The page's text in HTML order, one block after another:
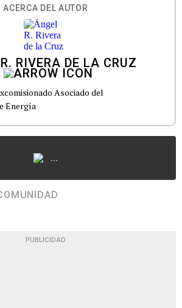
ACERCA DEL AUTOR
RIVERA DE LA CRUZ
Asociado del
Energía
...
PUBLICIDAD